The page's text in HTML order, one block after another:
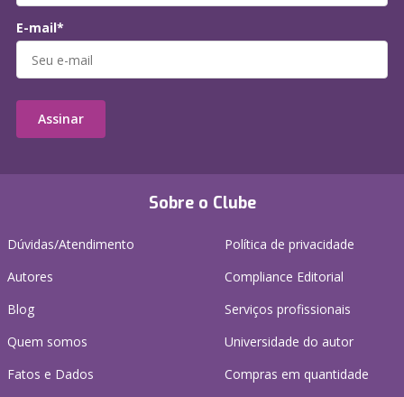
Sobre o Clube
Dúvidas/Atendimento
Autores
Blog
Quem somos
Fatos e Dados
Política de privacidade
Compliance Editorial
Serviços profissionais
Universidade do autor
Compras em quantidade
E-mail*
Assinar